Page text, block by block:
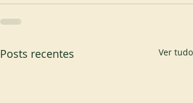
Posts recentes Ver tudo